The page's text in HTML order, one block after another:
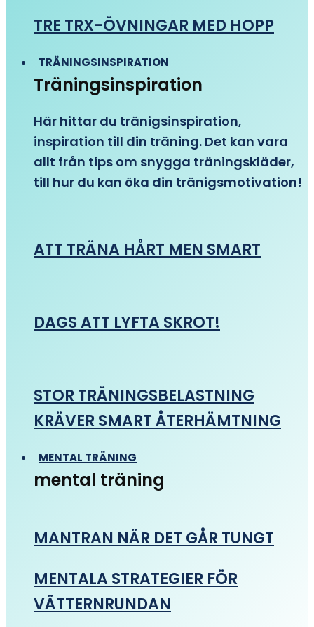
TRE TRX-ÖVNINGAR MED HOPP
TRÄNINGSINSPIRATION
Träningsinspiration
Här hittar du tränigsinspiration,
inspiration till din träning. Det kan vara
allt från tips om snygga träningskläder,
till hur du kan öka din tränigsmotivation!
ATT TRÄNA HÅRT MEN SMART
DAGS ATT LYFTA SKROT!
STOR TRÄNINGSBELASTNING
KRÄVER SMART ÅTERHÄMTNING
MENTAL TRÄNING
mental träning
MANTRAN NÄR DET GÅR TUNGT
MENTALA STRATEGIER FÖR
VÄTTERNRUNDAN